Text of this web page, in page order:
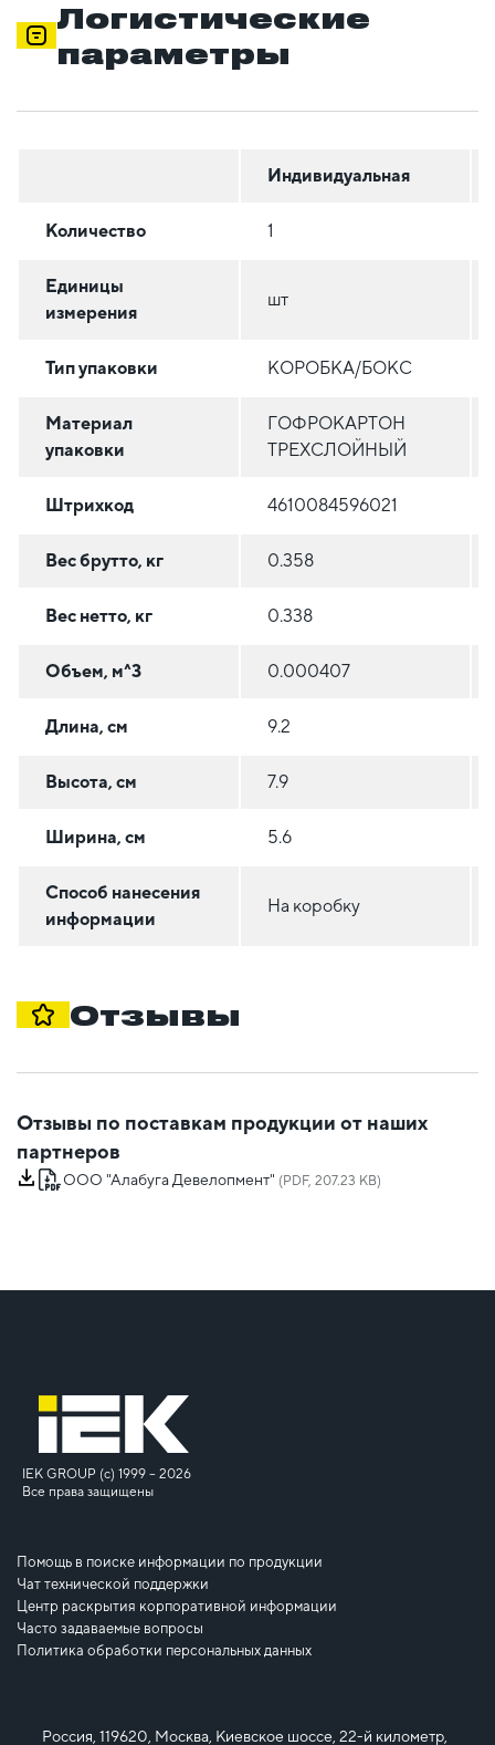
Логистические
параметры
Индивидуальная
Количество 1
Единицы
измерения
шт
Тип упаковки КОРОБКА/БОКС
Материал
упаковки
ГОФРОКАРТОН
ТРЕХСЛОЙНЫЙ
Штрихкод 4610084596021
Вес брутто, кг 0.358
Вес нетто, кг 0.338
Объем, м^3 0.000407
Длина, см 9.2
Высота, см 7.9
Ширина, см 5.6
Способ нанесения
информации
На коробку
Отзывы
Отзывы по поставкам продукции от наших
партнеров
ООО "Алабуга Девелопмент" (PDF, 207.23 KB)
IEK GROUP (c) 1999 – 2026
Все права защищены
Помощь в поиске информации по продукции
Чат технической поддержки
Центр раскрытия корпоративной информации
Часто задаваемые вопросы
Политика обработки персональных данных
Россия, 119620, Москва, Киевское шоссе, 22-й километр,